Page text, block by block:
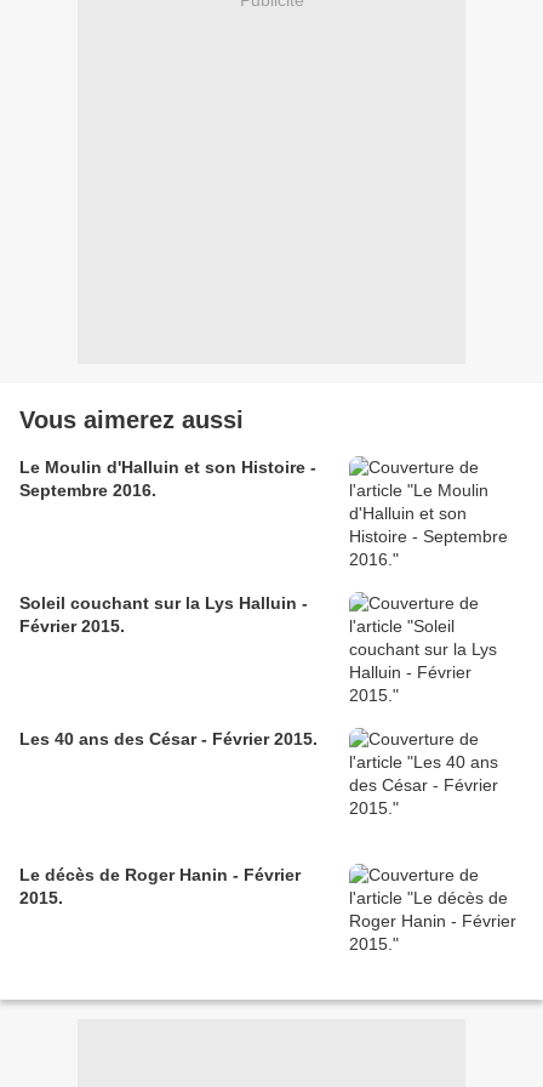
Vous aimerez aussi
Le Moulin d'Halluin et son Histoire -
Septembre 2016.
Soleil couchant sur la Lys Halluin -
Février 2015.
Les 40 ans des César - Février 2015.
Le décès de Roger Hanin - Février
2015.